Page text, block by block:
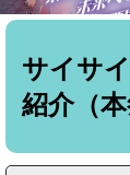
本
サイサ
紹介（本